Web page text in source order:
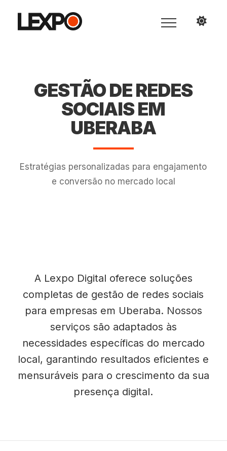
GESTÃO DE REDES
SOCIAIS EM
UBERABA
Estratégias personalizadas para engajamento
e conversão no mercado local
A Lexpo Digital oferece soluções
completas de gestão de redes sociais
para empresas em Uberaba. Nossos
serviços são adaptados às
necessidades específicas do mercado
local, garantindo resultados eficientes e
mensuráveis para o crescimento da sua
presença digital.